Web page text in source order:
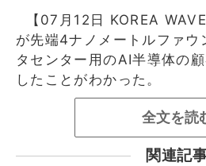
【07月12日 KOREA
が先端4ナノメートルファウ
タセンター用のAI半導体の
したことがわかった。
全文を読
関連記